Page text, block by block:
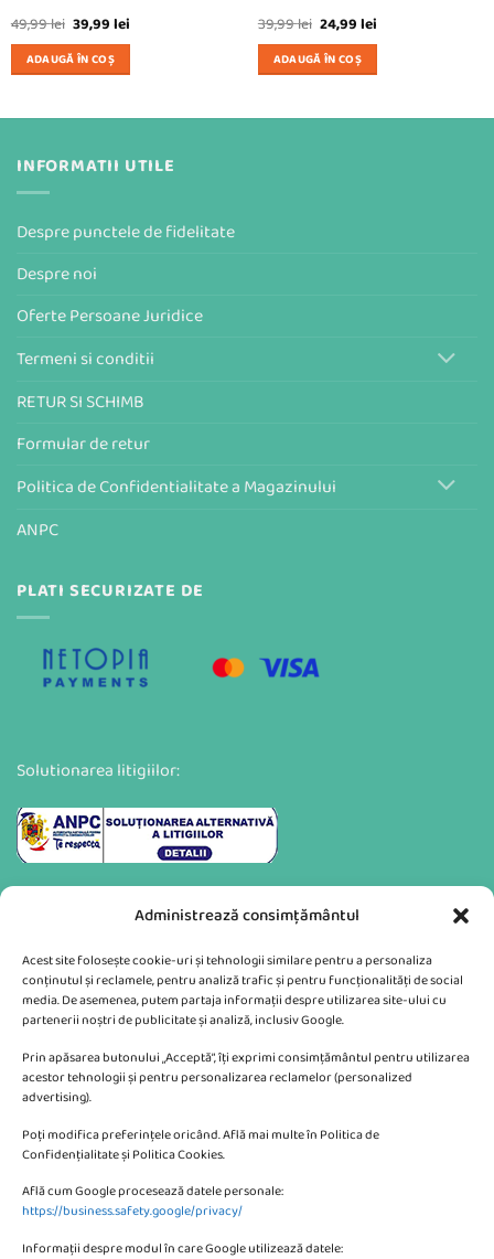
Administrează consimțământul
Acest site folosește cookie-uri și tehnologii similare pentru a personaliza
conținutul și reclamele, pentru analiză trafic și pentru funcționalități de social
media. De asemenea, putem partaja informații despre utilizarea site-ului cu
partenerii noștri de publicitate și analiză, inclusiv Google.
Prin apăsarea butonului „Acceptă”, îți exprimi consimțământul pentru utilizarea
acestor tehnologii și pentru personalizarea reclamelor (personalized
advertising).
Poți modifica preferințele oricând. Află mai multe în Politica de
Confidențialitate și Politica Cookies.
Află cum Google procesează datele personale:
https://business.safety.google/privacy/
Informații despre modul în care Google utilizează datele:
49,99lei Prețul
inițial
a
fost:
49,99 lei.
39,99leiPrețul
este:
ADAUGĂ ÎN COȘ
39,99lei Prețul
inițial
a
fost:
39,99 lei.
24,99leiPrețul
este:
ADAUGĂ ÎN COȘ
INFORMATII UTILE
Despre punctele de fidelitate
Despre noi
Oferte Persoane Juridice
Termeni si conditii
RETUR SI SCHIMB
Formular de retur
Politica de Confidentialitate a Magazinului
ANPC
PLATI SECURIZATE DE
Solutionarea litigiilor:
Va putem sprijini si prin:
CONTACTEAZA-NE